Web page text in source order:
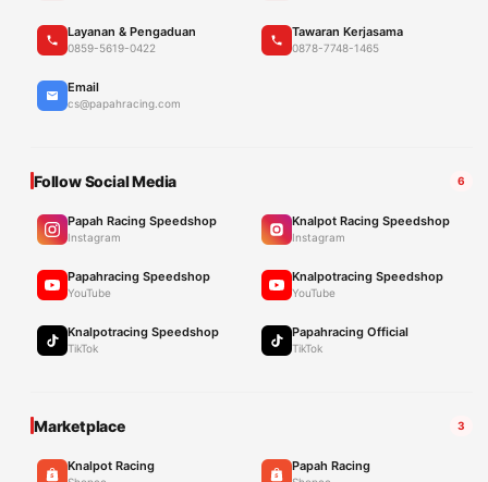
Layanan & Pengaduan
0859-5619-0422
Tawaran Kerjasama
0878-7748-1465
Email
cs@papahracing.com
Follow Social Media 6
Papah Racing Speedshop
Instagram
Knalpot Racing Speedshop
Instagram
Papahracing Speedshop
YouTube
Knalpotracing Speedshop
YouTube
Knalpotracing Speedshop
TikTok
Papahracing Official
TikTok
Marketplace 3
Knalpot Racing Papah Racing